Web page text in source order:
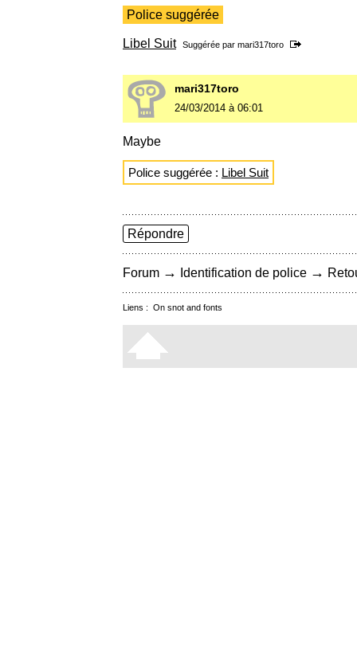
Police suggérée
Libel Suit Suggérée par mari317toro
mari317toro
24/03/2014 à 06:01
Maybe
Police suggérée : Libel Suit
Répondre
Forum → Identification de police →
Liens : On snot and fonts